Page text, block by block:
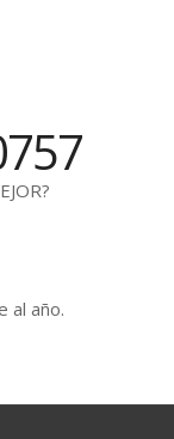
al año.